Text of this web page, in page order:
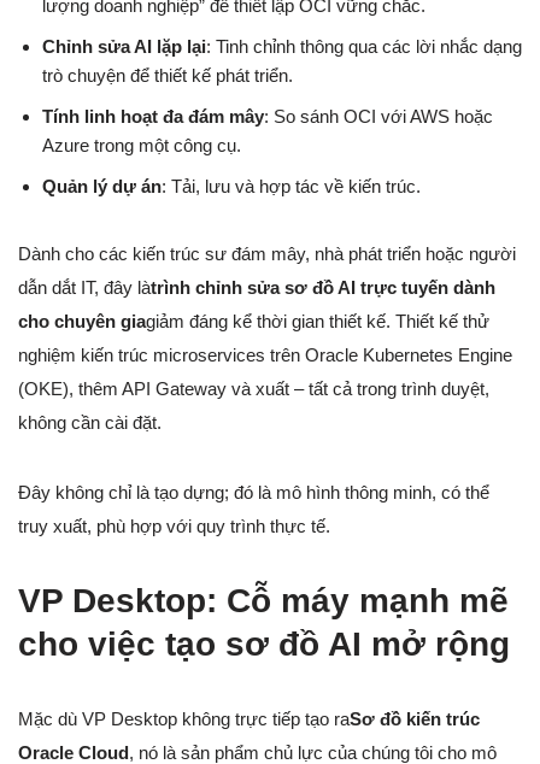
lượng doanh nghiệp” để thiết lập OCI vững chắc.
Chỉnh sửa AI lặp lại: Tinh chỉnh thông qua các lời nhắc dạng
trò chuyện để thiết kế phát triển.
Tính linh hoạt đa đám mây: So sánh OCI với AWS hoặc
Azure trong một công cụ.
Quản lý dự án: Tải, lưu và hợp tác về kiến trúc.
Dành cho các kiến trúc sư đám mây, nhà phát triển hoặc người
dẫn dắt IT, đây làtrình chỉnh sửa sơ đồ AI trực tuyến dành
cho chuyên giagiảm đáng kể thời gian thiết kế. Thiết kế thử
nghiệm kiến trúc microservices trên Oracle Kubernetes Engine
(OKE), thêm API Gateway và xuất – tất cả trong trình duyệt,
không cần cài đặt.
Đây không chỉ là tạo dựng; đó là mô hình thông minh, có thể
truy xuất, phù hợp với quy trình thực tế.
VP Desktop: Cỗ máy mạnh mẽ
cho việc tạo sơ đồ AI mở rộng
Mặc dù VP Desktop không trực tiếp tạo raSơ đồ kiến trúc
Oracle Cloud, nó là sản phẩm chủ lực của chúng tôi cho mô